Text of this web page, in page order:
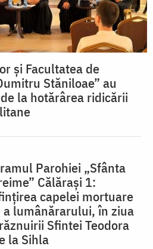
și Facultatea de
Stăniloae” au
la hotărârea ridicării
Parohiei „Sfânta
Călărași 1:
capelei mortuare
a lumânărarului, în ziua
Sfintei Teodora
la Sihla